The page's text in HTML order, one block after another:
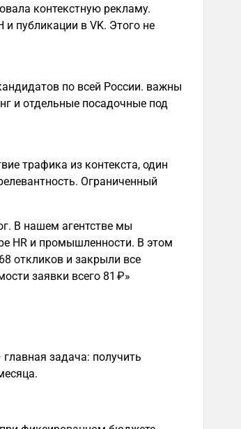
контекстную рекламу.
публикации в VK. Этого не
по всей России. важны
и отдельные посадочные под
трафика из контекста, один
Ограниченный
В нашем агентстве мы
HR и промышленности. В этом
откликов и закрыли все
заявки всего 81 ₽»
задача: получить